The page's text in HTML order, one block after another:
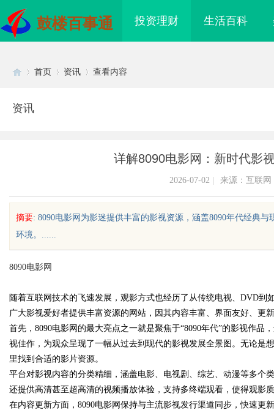
鼓楼百事通 投资理财 生活百科
uz
首页 资讯 查看内容
资讯
详解8090电影网：新时代影
2026-07-02 来源：互联网
摘要: 8090电影网为影迷提供丰富的影视资源，涵盖8090年代经典
环境。......
8090电影网
随着互联网技术的飞速发展，观影方式也经历了从传统电视、DVD到
广大影视爱好者提供丰富资源的网站，因其内容丰富、界面友好、更
首先，8090电影网的最大亮点之一就是聚焦于“8090年代”的影视作
视佳作，为观众呈现了一幅从过去到现代的影视发展全景图。无论是
里找到合适的影片资源。
平台对影视内容的分类精细，涵盖电影、电视剧、综艺、动漫等多个
还提供高清甚至超高清的视频播放体验，支持多终端观看，使得观影
在内容更新方面，8090电影网保持与主流影视发行渠道同步，快速
颗粒：提升材料性
发体系全解析